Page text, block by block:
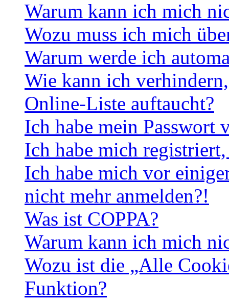
Warum kann ich mich
Wozu muss ich mich
Warum werde ich
Wie kann ich
Online-Liste auftaucht?
Ich habe mein Passwort
Ich habe mich
Ich habe mich vor
nicht mehr anmelden?!
Was ist COPPA?
Warum kann ich mich
Wozu ist die „Alle
Funktion?